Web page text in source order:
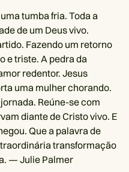
tumba fria. Toda a
de um Deus vivo.
Fazendo um retorno
e triste. A pedra da
redentor. Jesus
uma mulher chorando.
Reúne-se com
diante de Cristo vivo. E
Que a palavra de
transformação
— Julie Palmer